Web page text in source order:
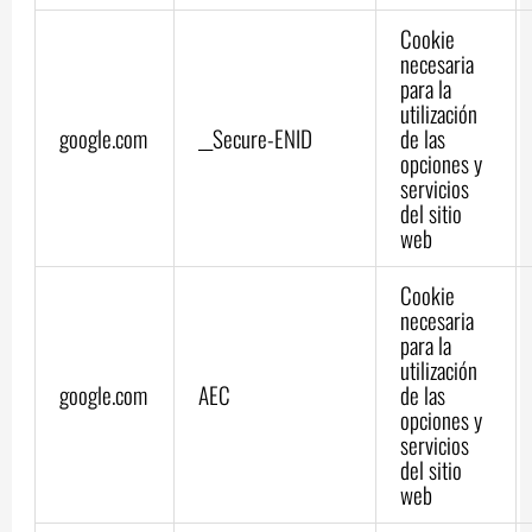
google.com __Secure-ENID
Cookie
necesaria
para la
utilización
de las
opciones y
servicios
del sitio
web
google.com AEC
Cookie
necesaria
para la
utilización
de las
opciones y
servicios
del sitio
web